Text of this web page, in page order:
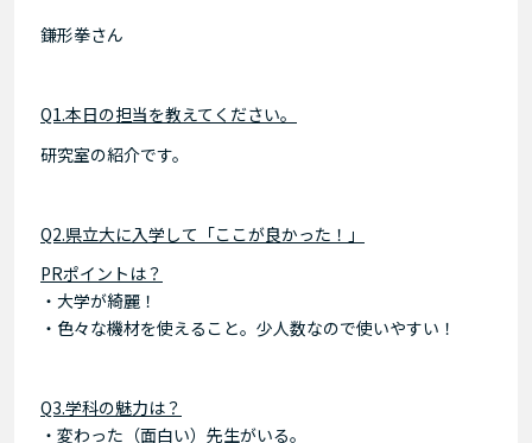
鎌形拳さん
Q1.本日の担当を教えてください。
研究室の紹介です。
Q2.県立大に入学して「ここが良かった！」
PRポイントは？
・大学が綺麗！
・色々な機材を使えること。少人数なので使いやすい！
Q3.学科の魅力は？
・変わった（面白い）先生がいる。